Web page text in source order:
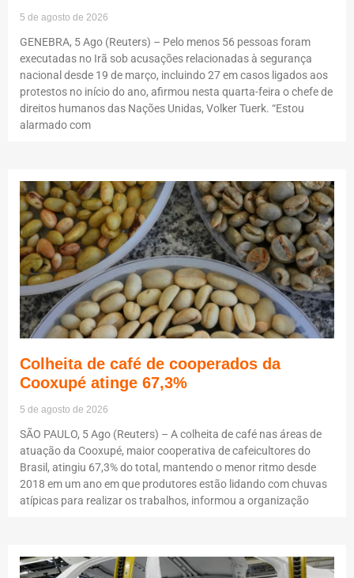
5 de agosto de 2026
GENEBRA, 5 Ago (Reuters) – Pelo menos 56 pessoas foram
executadas no Irã sob acusações relacionadas à segurança
nacional desde 19 de março, incluindo 27 em casos ligados aos
protestos no início do ano, afirmou nesta quarta-feira o chefe de
direitos humanos das Nações Unidas, Volker Tuerk. “Estou
alarmado com
Colheita de café de cooperados da
Cooxupé atinge 67,3%
5 de agosto de 2026
SÃO PAULO, 5 Ago (Reuters) – A colheita de café nas áreas de
atuação da Cooxupé, maior cooperativa de cafeicultores do
Brasil, atingiu 67,3% do total, mantendo o menor ritmo desde
2018 em um ano em que produtores estão lidando com chuvas
atípicas para realizar os trabalhos, informou a organização